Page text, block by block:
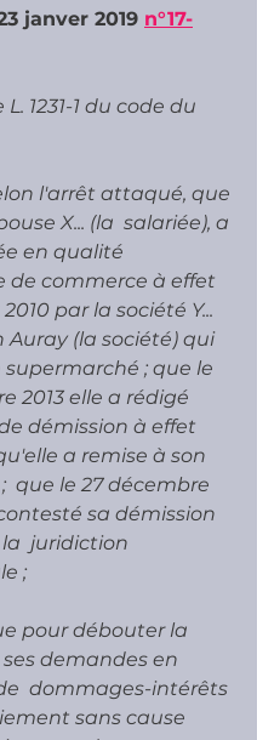
janver 2019 n°17-
l'arrêt attaqué, que
X... (la  salariée), a
en qualité
de commerce à effet
par la société Y...
(la société) qui
; que le
2013 elle a rédigé
démission à effet
a remise à son
que le 27 décembre
sa démission
juridiction
;
pour débouter la
demandes en
dommages-intérêts
sans cause